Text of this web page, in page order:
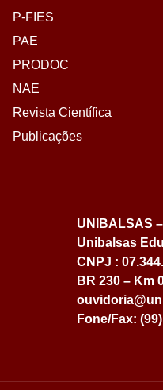
P-FIES
PAE
PRODOC
NAE
Revista Científica
Publicações
UNIBALSAS
Unibalsas
CNPJ :
BR 230 – Km
Fone/Fax: